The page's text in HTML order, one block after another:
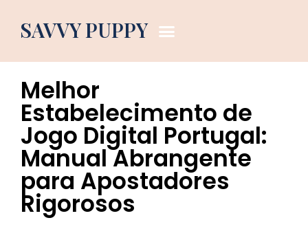
SAVVY PUPPY
Melhor
Estabelecimento de
Jogo Digital Portugal:
Manual Abrangente
para Apostadores
Rigorosos